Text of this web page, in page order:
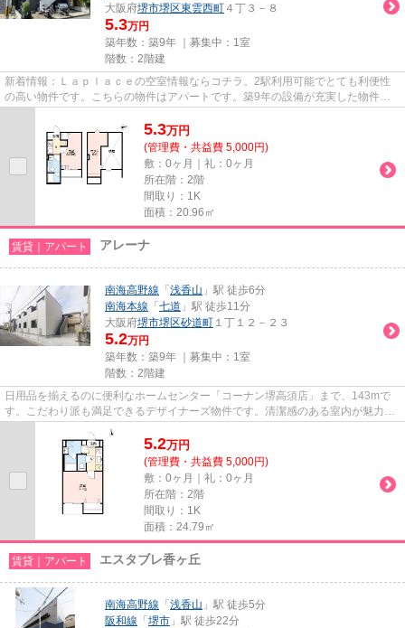
大阪府堺市堺区東雲西町 ４丁３－８
5.3万円
築年数：築9年 ｜募集中： 1室
階数：2階建
新着情報：Ｌａｐｌａｃｅの空室情報ならコチラ。2駅利用可能でとても利便性
の高い物件です。こちらの物件はアパートです。築9年の設備が充実した物件と
5.3万円
(管理費・共益費 5,000円)
敷：0ヶ月｜礼：0ヶ月
所在階：2階
間取り：1K
面積：20.96㎡
賃貸｜アパート アレーナ
南海高野線 「 浅香山 」駅 徒歩6分
南海本線 「 七道 」駅 徒歩11分
大阪府堺市堺区砂道町 １丁１２－２３
5.2万円
築年数：築9年 ｜募集中： 1室
階数：2階建
日用品を揃えるのに便利なホームセンター「コーナン堺高須店」まで、143mで
す。こだわり派も満足できるデザイナーズ物件です。清潔感のある室内が魅力的
な2016年築の物件となっており...
5.2万円
(管理費・共益費 5,000円)
敷：0ヶ月｜礼：0ヶ月
所在階：2階
間取り：1K
面積：24.79㎡
賃貸｜アパート エスタブレ香ヶ丘
南海高野線 「 浅香山 」駅 徒歩5分
阪和線 「 堺市 」駅 徒歩22分